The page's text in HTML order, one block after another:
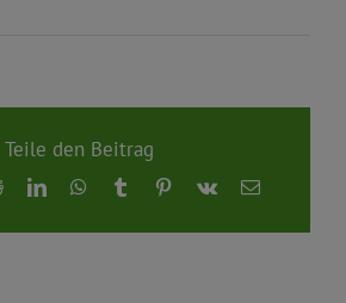
Teile den Beitrag
RedditLinkedInWhatsApp
TumblrPinterest
Vk
E-